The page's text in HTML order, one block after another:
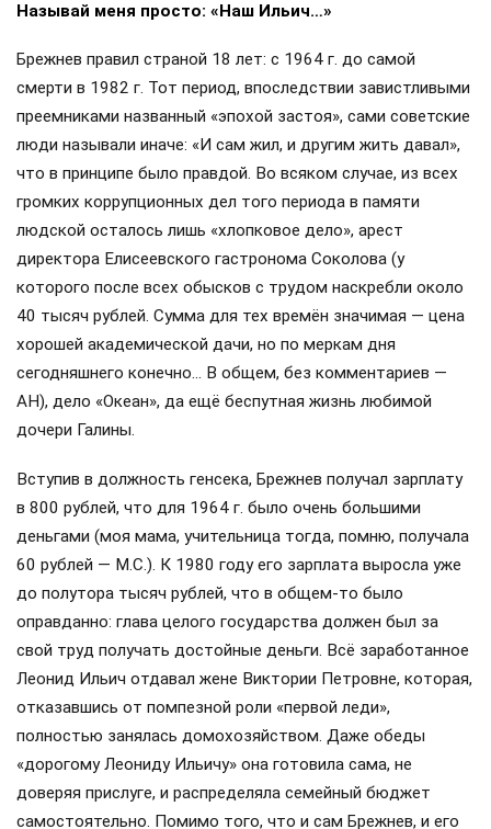
Называй меня просто: «Наш Ильич…»
Брежнев правил страной 18 лет: с 1964 г. до самой
смерти в 1982 г. Тот период, впоследствии завистливыми
преемниками названный «эпохой застоя», сами советские
люди называли иначе: «И сам жил, и другим жить давал»,
что в принципе было правдой. Во всяком случае, из всех
громких коррупционных дел того периода в памяти
людской осталось лишь «хлопковое дело», арест
директора Елисеевского гастронома Соколова (у
которого после всех обысков с трудом наскребли около
40 тысяч рублей. Сумма для тех времён значимая — цена
хорошей академической дачи, но по меркам дня
сегодняшнего конечно… В общем, без комментариев —
АН), дело «Океан», да ещё беспутная жизнь любимой
дочери Галины.
Вступив в должность генсека, Брежнев получал зарплату
в 800 рублей, что для 1964 г. было очень большими
деньгами (моя мама, учительница тогда, помню, получала
60 рублей — М.С.). К 1980 году его зарплата выросла уже
до полутора тысяч рублей, что в общем-то было
оправданно: глава целого государства должен был за
свой труд получать достойные деньги. Всё заработанное
Леонид Ильич отдавал жене Виктории Петровне, которая,
отказавшись от помпезной роли «первой леди»,
полностью занялась домохозяйством. Даже обеды
«дорогому Леониду Ильичу» она готовила сама, не
доверяя прислуге, и распределяла семейный бюджет
самостоятельно. Помимо того, что и сам Брежнев, и его